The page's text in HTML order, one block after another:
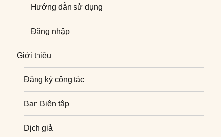
Hướng dẫn sử dụng
Đăng nhập
Giới thiệu
Đăng ký cộng tác
Ban Biên tập
Dịch giả